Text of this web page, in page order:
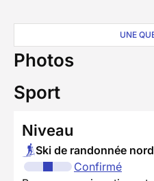
UNE
Photos
Sport
Niveau
Ski de randonnée
Confirmé